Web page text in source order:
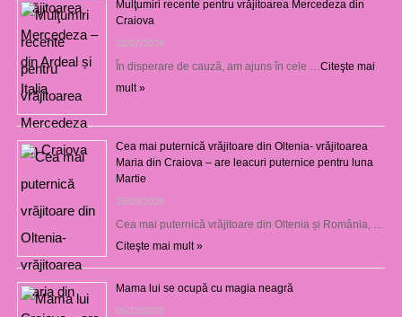
Mulţumiri recente pentru vrăjitoarea Mercedeza din
Craiova
22/07/2026
În disperare de cauză, am ajuns în cele … Citeşte mai
mult »
Cea mai puternică vrăjitoare din Oltenia- vrăjitoarea
Maria din Craiova – are leacuri puternice pentru luna
Martie
25/03/2026
Cea mai puternică vrăjitoare din Oltenia și România, …
Citeşte mai mult »
Mama lui se ocupă cu magia neagră
05/12/2025